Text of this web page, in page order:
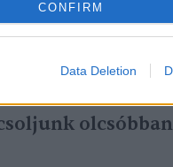
CONFIRM
Data Deletion
olcsóbban